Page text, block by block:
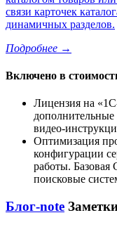
связи карточек
динамичных разделов.
Подробнее →
Включено в
Лицензия на
видео-
Оптимизация
конфигурации
работы. Базовая
поисковые
Блог-note